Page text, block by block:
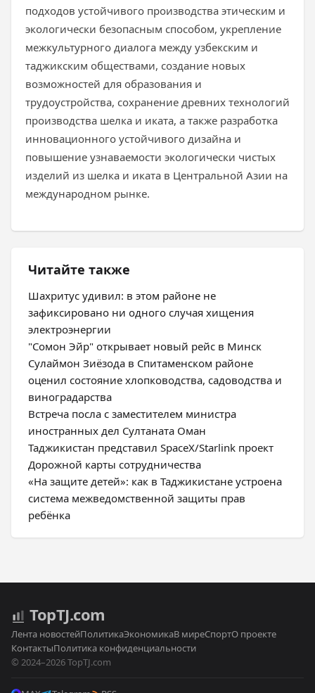
подходов устойчивого производства этическим и
экологически безопасным способом, укрепление
межкультурного диалога между узбекским и
таджикским обществами, создание новых
возможностей для образования и
трудоустройства, сохранение древних технологий
производства шелка и иката, а также разработка
инновационного устойчивого дизайна и
повышение узнаваемости экологически чистых
изделий из шелка и иката в Центральной Азии на
международном рынке.
Читайте также
Шахритус удивил: в этом районе не
зафиксировано ни одного случая хищения
электроэнергии
"Сомон Эйр" открывает новый рейс в Минск
Сулаймон Зиёзода в Спитаменском районе
оценил состояние хлопководства, садоводства и
виноградарства
Встреча посла с заместителем министра
иностранных дел Султаната Оман
Таджикистан представил SpaceX/Starlink проект
Дорожной карты сотрудничества
«На защите детей»: как в Таджикистане устроена
система межведомственной защиты прав
ребёнка
TopTJ.com
Лента новостейПолитикаЭкономикаВ миреСпортО проекте
КонтактыПолитика конфиденциальности
© 2024–2026 TopTJ.com